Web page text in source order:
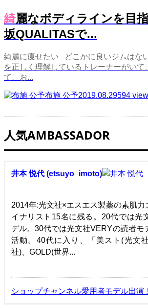
綺麗なボディラインを目指して「神楽
坂QUALITASで...
綺麗に痩せたい どこかに良いジムはな
を正しく理解しているトレーナーがいて
て、お...
布施 公予2019.08.29594
人気AMBASSADOR
井本 悦代 (etsuyo_imoto)
2014年:光文社×エスエス製薬の素肌力
イナリスト15名に残る。20代では光
デル。30代では光文社VERYの読者モ
活動。40代に入り、「美スト(光文
社)、GOLD(世界...
ショップチャンネル愛用者モデル出演！